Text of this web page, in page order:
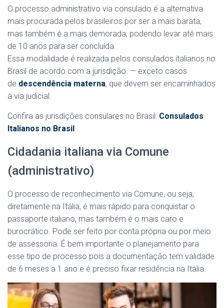
O processo administrativo via consulado é a alternativa
mais procurada pelos brasileiros por ser a mais barata,
mas também é a mais demorada, podendo levar até mais
de 10 anos para ser concluída.
Essa modalidade é realizada pelos consulados italianos no
Brasil de acordo com a jurisdição. — exceto casos
de descendência materna, que devem ser encaminhados
à via judicial.
Confira as jurisdições consulares no Brasil: Consulados
Italianos no Brasil
Cidadania italiana via Comune
(administrativo)
O processo de reconhecimento via Comune, ou seja,
diretamente na Itália, é mais rápido para conquistar o
passaporte italiano, mas também é o mais caro e
burocrático. Pode ser feito por conta própria ou por meio
de assessoria. É bem importante o planejamento para
esse tipo de processo pois a documentação tem validade
de 6 meses a 1 ano e é preciso fixar residência na Itália.